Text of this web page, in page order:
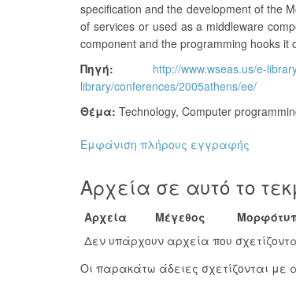
specification and the development of the
of services or used as a middleware
component and the programming hooks it
Πηγή:
http://www.wseas.us/e-
library/conferences/2005athens/ee/
Θέμα: Technology, Computer
Εμφάνιση πλήρους εγγραφής
Αρχεία σε αυτό το
Αρχεία Μέγεθος
Δεν υπάρχουν αρχεία που
Οι παρακάτω άδειες σχετίζονται με